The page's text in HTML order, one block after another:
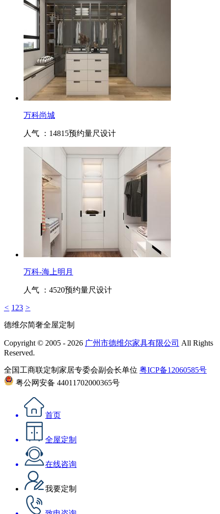
万科尚城
人气 ：14815预约量尺设计
万科-海上明月
人气 ：4520预约量尺设计
< 1 23 >
德维尔简奢全屋定制
Copyright © 2005 - 2026 广州市德维尔家具有限公司 All Rights
Reserved.
全国工商联定制家居专委会副会长单位 粤ICP备12060585号
粤公网安备 44011702000365号
首页
全屋定制
在线咨询
我要定制